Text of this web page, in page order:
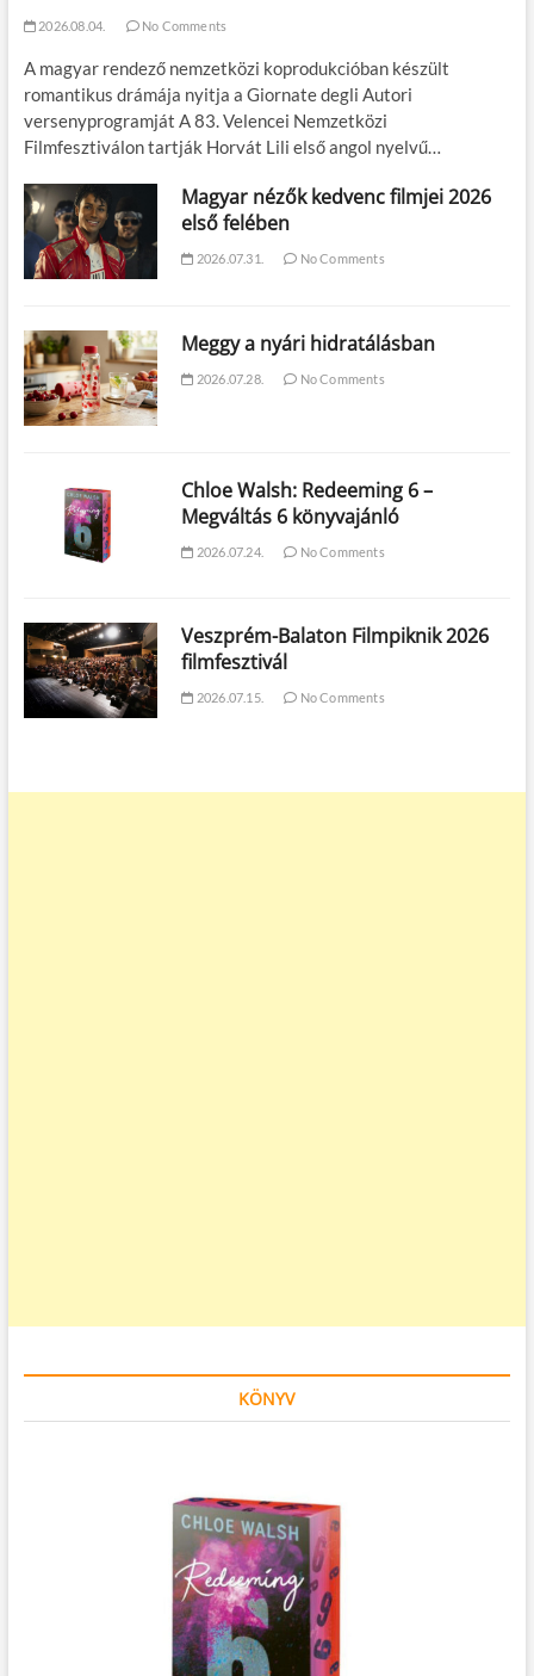
2026.08.04. No Comments
A magyar rendező nemzetközi koprodukcióban készült
romantikus drámája nyitja a Giornate degli Autori
versenyprogramját A 83. Velencei Nemzetközi
Filmfesztiválon tartják Horvát Lili első angol nyelvű…
Magyar nézők kedvenc filmjei 2026
első felében
2026.07.31. No Comments
Meggy a nyári hidratálásban
2026.07.28. No Comments
Chloe Walsh: Redeeming 6 –
Megváltás 6 könyvajánló
2026.07.24. No Comments
Veszprém-Balaton Filmpiknik 2026
filmfesztivál
2026.07.15. No Comments
KÖNYV